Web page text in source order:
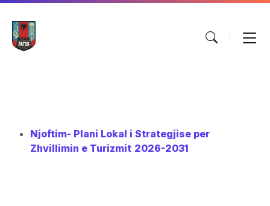
Skip
content
Skip
main
navigation
Skip
footer
Njoftim- Plani Lokal i Strategjise per
Zhvillimin e Turizmit 2026-2031